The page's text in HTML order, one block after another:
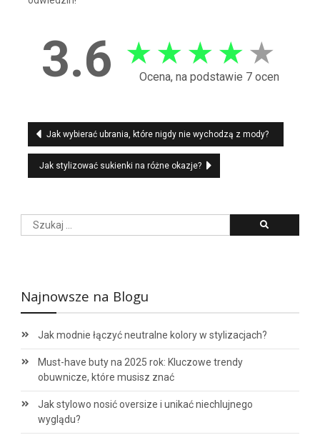
3.6 ★ ★ ★ ★ ★
Ocena, na podstawie 7 ocen
Nawigacja
wpisu
Jak wybierać ubrania, które nigdy nie wychodzą z mody?
Jak stylizować sukienki na różne okazje?
Szukaj:
Najnowsze na Blogu
Jak modnie łączyć neutralne kolory w stylizacjach?
Must-have buty na 2025 rok: Kluczowe trendy
obuwnicze, które musisz znać
Jak stylowo nosić oversize i unikać niechlujnego
wyglądu?